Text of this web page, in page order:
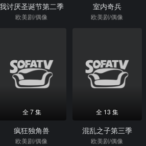
我讨厌圣诞节第二季
欧美剧/偶像
室内奇兵
欧美剧/偶像
全 7 集
疯狂独角兽
欧美剧/偶像
全 13 集
混乱之子第三季
欧美剧/偶像